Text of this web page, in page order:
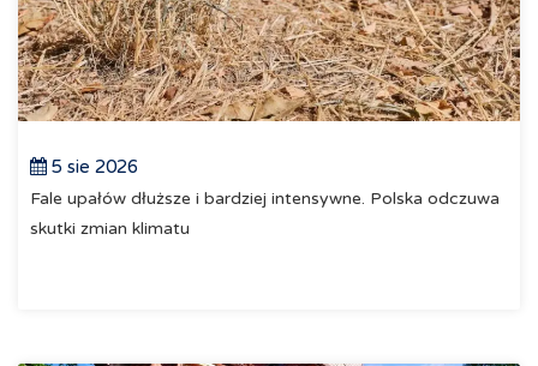
5 sie 2026
Fale upałów dłuższe i bardziej intensywne. Polska odczuwa
skutki zmian klimatu